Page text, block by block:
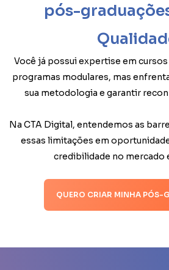
pós-
Você já possui expertise em
programas modulares, mas
sua metodologia e garantir
Na CTA Digital, entendemos as
essas limitações em
credibilidade no mercado
QUERO CRIAR MINHA PÓS-